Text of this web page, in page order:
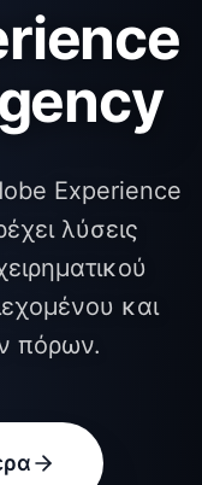
Experience
λύσεις
και
πόρων.